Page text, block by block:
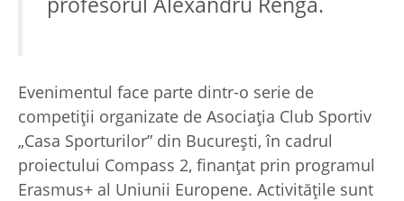
Evenimentul face parte dintr-o serie de
competiții organizate de Asociația Club Sportiv
„Casa Sporturilor” din București, în cadrul
proiectului Compass 2, finanțat prin programul
Erasmus+ al Uniunii Europene. Activitățile sunt